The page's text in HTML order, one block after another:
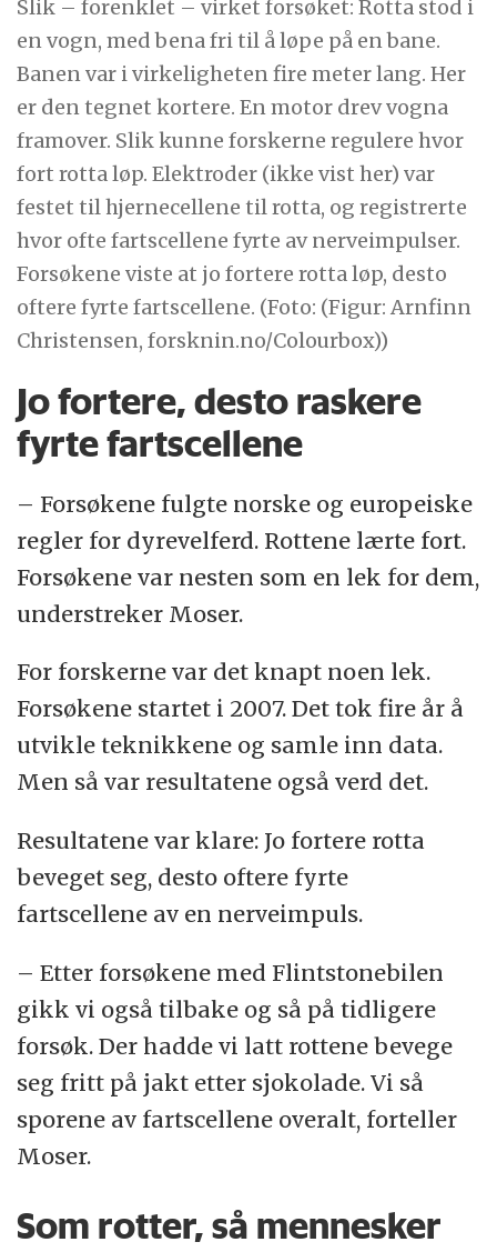
Slik – forenklet – virket forsøket: Rotta stod i
en vogn, med bena fri til å løpe på en bane.
Banen var i virkeligheten fire meter lang. Her
er den tegnet kortere. En motor drev vogna
framover. Slik kunne forskerne regulere hvor
fort rotta løp. Elektroder (ikke vist her) var
festet til hjernecellene til rotta, og registrerte
hvor ofte fartscellene fyrte av nerveimpulser.
Forsøkene viste at jo fortere rotta løp, desto
oftere fyrte fartscellene. (Foto: (Figur: Arnfinn
Christensen, forsknin.no/Colourbox))
Jo fortere, desto raskere
fyrte fartscellene
– Forsøkene fulgte norske og europeiske
regler for dyrevelferd. Rottene lærte fort.
Forsøkene var nesten som en lek for dem,
understreker Moser.
For forskerne var det knapt noen lek.
Forsøkene startet i 2007. Det tok fire år å
utvikle teknikkene og samle inn data.
Men så var resultatene også verd det.
Resultatene var klare: Jo fortere rotta
beveget seg, desto oftere fyrte
fartscellene av en nerveimpuls.
– Etter forsøkene med Flintstonebilen
gikk vi også tilbake og så på tidligere
forsøk. Der hadde vi latt rottene bevege
seg fritt på jakt etter sjokolade. Vi så
sporene av fartscellene overalt, forteller
Moser.
Som rotter, så mennesker